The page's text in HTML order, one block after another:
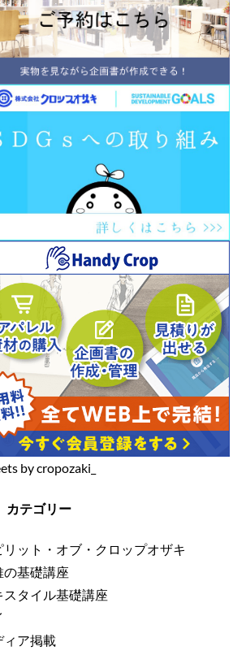
by cropozaki_
カテゴリー
リット・オブ・クロップオザキ
の基礎講座
スタイル基礎講座
ィア掲載